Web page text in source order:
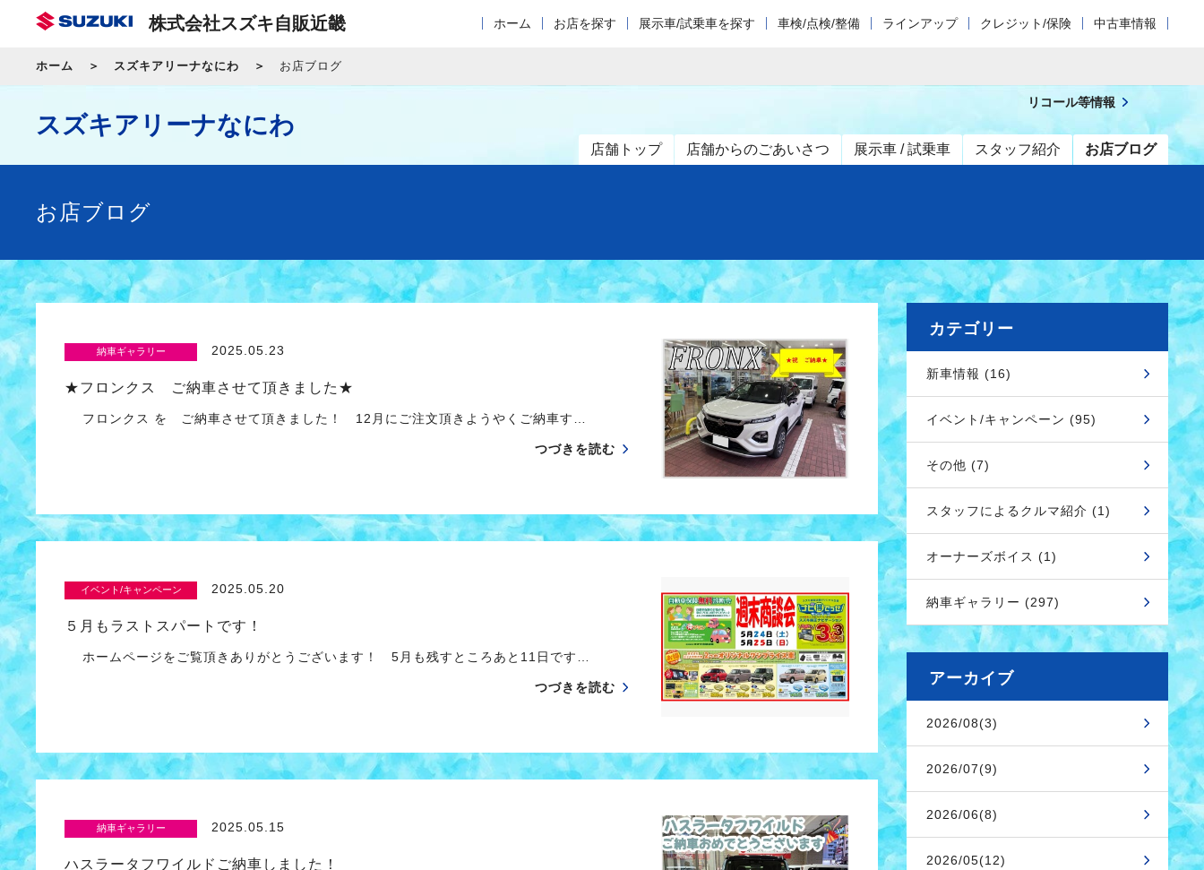
株式会社スズキ自販近畿 ホーム お店を探す 展示車/試乗車を探す 車検/点検/整備 ラインアップ クレジット/保険 中古車情報
ホーム スズキアリーナなにわ お店ブログ
スズキアリーナなにわ
店舗トップ 店舗からのごあいさつ 展示車 / 試乗車 スタッフ紹介 お店ブログ
リコール等情報
お店ブログ
納車ギャラリー 2025.05.23
★フロンクス ご納車させて頂きました★
フロンクス を ご納車させて頂きました！ 12月にご注文頂きようやくご納車す…
つづきを読む
イベント/キャンペーン 2025.05.20
５月もラストスパートです！
ホームページをご覧頂きありがとうございます！ 5月も残すところあと11日です…
つづきを読む
納車ギャラリー 2025.05.15
ハスラータフワイルドご納車しました！
カテゴリー
新車情報 (16)
イベント/キャンペーン (95)
その他 (7)
スタッフによるクルマ紹介 (1)
オーナーズボイス (1)
納車ギャラリー (297)
アーカイブ
2026/08(3)
2026/07(9)
2026/06(8)
2026/05(12)